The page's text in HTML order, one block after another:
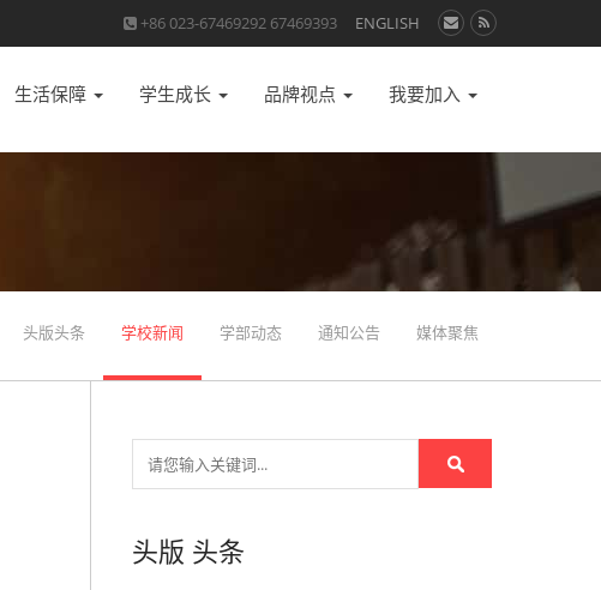
+86 023-67469292 67469393 ENGLISH
生活保障 学生成长 品牌视点 我要加入
头版头条 学校新闻 学部动态 通知公告 媒体聚焦
头版 头条